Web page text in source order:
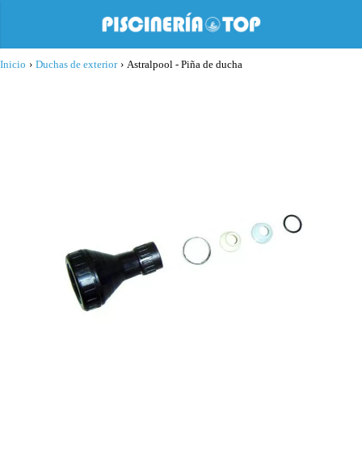
Inicio › Duchas de exterior › Astralpool - Piña de ducha